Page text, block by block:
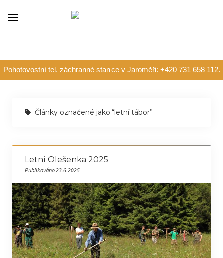
Pohotovostní tel. záchranné stanice v Jaroměři: +420 731 658 112.
Články označené jako “letní tábor”
Letní Olešenka 2025
Publikováno 23.6.2025